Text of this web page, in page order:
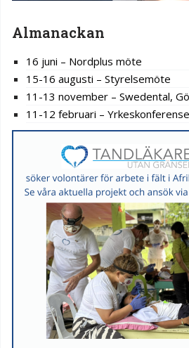
Almanackan
16 juni – Nordplus möte
15-16 augusti – Styrelsemöte
11-13 november – Swedental,
11-12 februari –